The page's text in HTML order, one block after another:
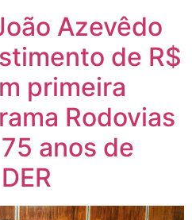
Azevêdo
de R$
primeira
Rodovias
anos de